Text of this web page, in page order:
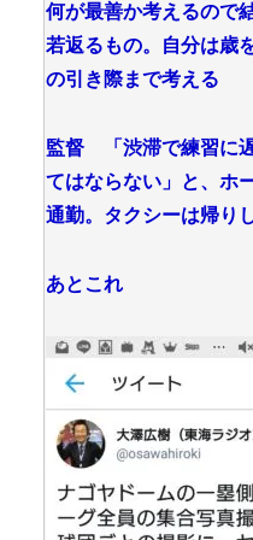
何が最善か考えるので
若返るもの。自分は歳
の引き際まで考える
監督 「渋滞で練習に
てはならない」と、ホ
通勤。タクシーは帰り
あとこれ